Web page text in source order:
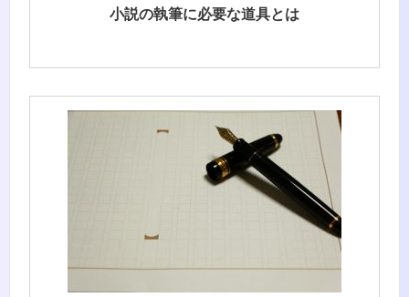
小説の執筆に必要な道具とは